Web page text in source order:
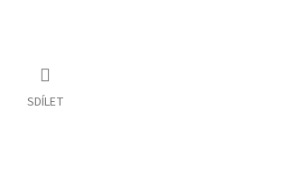
SDÍLET